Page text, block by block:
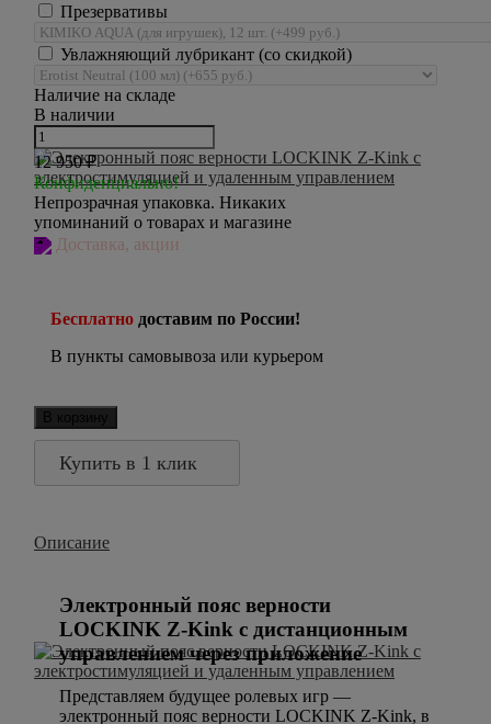
Презервативы
Увлажняющий лубрикант (со скидкой)
Наличие на складе
В наличии
12 950₽
Конфиденциально!
Непрозрачная упаковка. Никаких
упоминаний о товарах и магазине
Доставка, акции
Бесплатно доставим по России!
В пункты самовывоза или курьером
В корзину
Купить в 1 клик
Описание
Электронный пояс верности
LOCKINK Z-Kink с дистанционным
управлением через приложение
Представляем будущее ролевых игр —
электронный пояс верности LOCKINK Z-Kink, в